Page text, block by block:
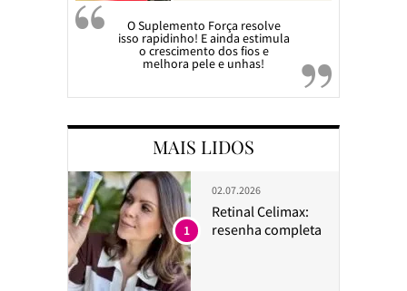
O Suplemento Força resolve
isso rapidinho! E ainda estimula
o crescimento dos fios e
melhora pele e unhas!
MAIS LIDOS
02.07.2026
Retinal Celimax:
resenha completa
1